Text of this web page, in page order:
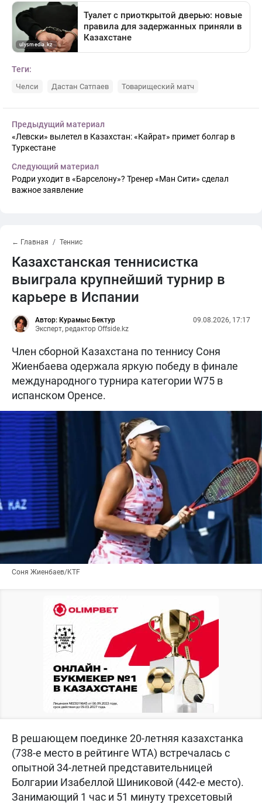
Теги:
Челси Дастан Сатпаев Товарищеский матч
Предыдущий материал
«Левски» вылетел в Казахстан: «Кайрат» примет болгар в
Туркестане
Следующий материал
Родри уходит в «Барселону»? Тренер «Ман Сити» сделал
важное заявление
← Главная Теннис
Казахстанская теннисистка
выиграла крупнейший турнир в
карьере в Испании
Автор: Курамыс Бектур
Эксперт, редактор Offside.kz
09.08.2026, 17:17
Член сборной Казахстана по теннису Соня
Жиенбаева одержала яркую победу в финале
международного турнира категории W75 в
испанском Оренсе.
Соня Жиенбаев/KTF
В решающем поединке 20-летняя казахстанка
(738-е место в рейтинге WTA) встречалась с
опытной 34-летней представительницей
Болгарии Изабеллой Шиниковой (442-е место).
Занимающий 1 час и 51 минуту трехсетовый